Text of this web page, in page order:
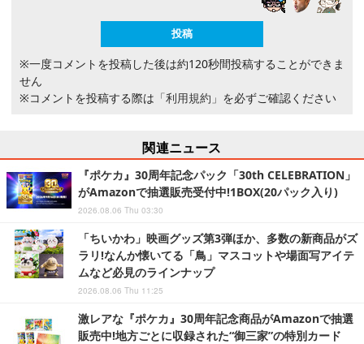
※一度コメントを投稿した後は約120秒間投稿することができま
せん
※コメントを投稿する際は 「利用規約」 を必ずご確認ください
関連ニュース
『ポケカ』30周年記念パック「30th CELEBRATION」
がAmazonで抽選販売受付中!1BOX(20パック入り)
2026.08.06 Thu 03:30
「ちいかわ」映画グッズ第3弾ほか、多数の新商品がズ
ラリ!なんか懐いてる「鳥」マスコットや場面写アイテ
ムなど必見のラインナップ
2026.08.06 Thu 11:25
激レアな『ポケカ』30周年記念商品がAmazonで抽選
販売中!地方ごとに収録された“御三家”の特別カード